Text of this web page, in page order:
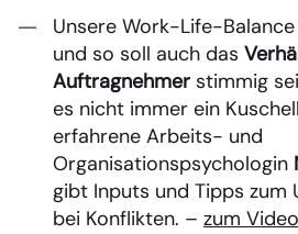
Unsere Work-Life-
und so soll auch das
Auftragnehmer stimmig
es nicht immer ein
erfahrene Arbeits- und
Organisationspsychologin
gibt Inputs und Tipps zum
bei Konflikten. – zum Video